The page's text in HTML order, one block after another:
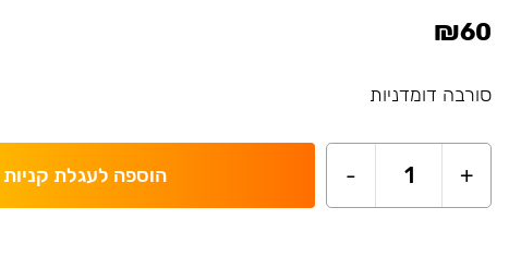
₪60
סורבה דומדניות
+
1
- הוספה לעגלת קניות